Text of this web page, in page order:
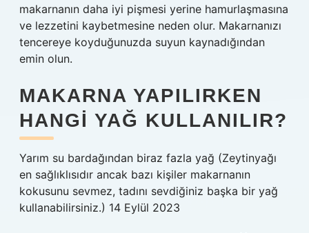
makarnanın daha iyi pişmesi yerine hamurlaşmasına
ve lezzetini kaybetmesine neden olur. Makarnanızı
tencereye koyduğunuzda suyun kaynadığından
emin olun.
MAKARNA YAPILIRKEN
HANGI YAĞ KULLANILIR?
Yarım su bardağından biraz fazla yağ (Zeytinyağı
en sağlıklısıdır ancak bazı kişiler makarnanın
kokusunu sevmez, tadını sevdiğiniz başka bir yağ
kullanabilirsiniz.) 14 Eylül 2023